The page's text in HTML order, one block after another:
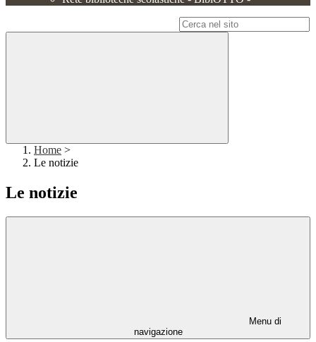
Home >
Le notizie
Le notizie
Menu di
navigazione